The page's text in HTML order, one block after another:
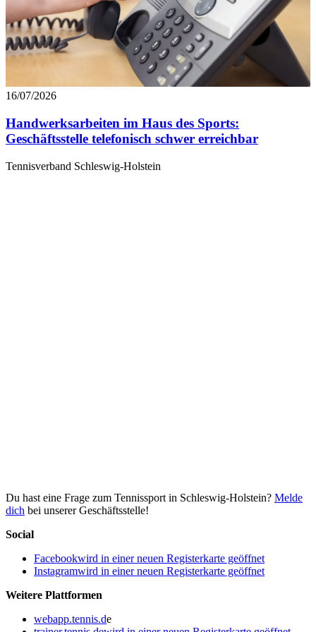
16/07/2026
Handwerksarbeiten im Haus des Sports:
Geschäftsstelle telefonisch schwer erreichbar
Tennisverband Schleswig-Holstein
Du hast eine Frage zum Tennissport in Schleswig-Holstein? Melde
dich bei unserer Geschäftsstelle!
Social
Facebookwird in einer neuen Registerkarte geöffnet
Instagramwird in einer neuen Registerkarte geöffnet
Weitere Plattformen
webapp.tennis.de